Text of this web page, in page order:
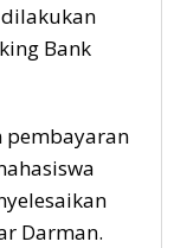
Bank
pembayaran
Darman.